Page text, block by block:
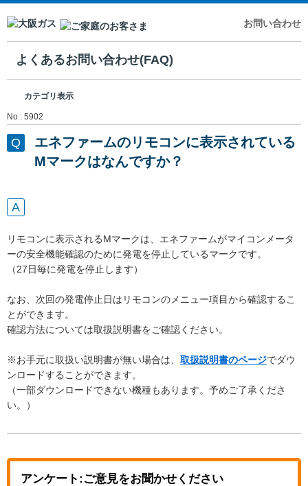
お問い合わせ
よくあるお問い合わせ(FAQ)
カテゴリ表示
No : 5902
エネファームのリモコンに表示されている
Mマークはなんですか？
リモコンに表示されるMマークは、エネファームがマイコンメータ
ーの安全機能確認のために発電を停止しているマークです。
（27日毎に発電を停止します）
なお、次回の発電停止日はリモコンのメニュー項目から確認するこ
とができます。
確認方法については取扱説明書をご確認ください。
※お手元に取扱い説明書が無い場合は、 取扱説明書のページでダウ
ンロードすることができます。
（一部ダウンロードできない機種もあります。予めご了承くださ
い。）
アンケート:ご意見をお聞かせください